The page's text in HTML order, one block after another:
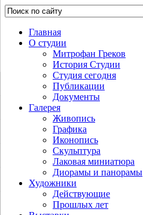
Главная
О студии
Митрофан Греков
История Студии
Студия сегодня
Публикации
Документы
Галерея
Живопись
Графика
Иконопись
Скульптура
Лаковая миниатюра
Диорамы и панорамы
Художники
Действующие
Прошлых лет